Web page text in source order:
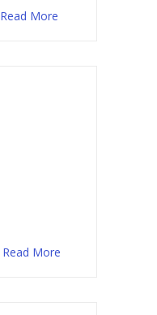
Read More
Read More